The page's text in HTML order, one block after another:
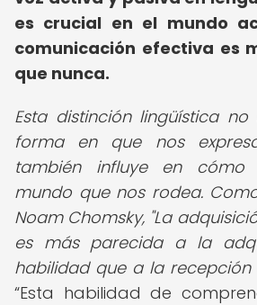
es crucial en el mundo
comunicación efectiva es
que nunca.
Esta distinción lingüística
forma en que nos
también influye en cómo
mundo que nos rodea.
Noam Chomsky, "La
es más parecida a la
habilidad que a la recepción
Esta habilidad de